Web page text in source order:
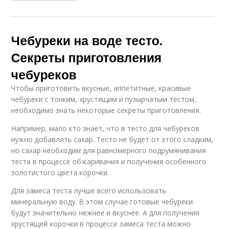
Чебуреки на воде тесто.
Секреты приготовления
чебуреков
Чтобы приготовить вкусные, аппетитные, красивые
чебуреки с тонким, хрустящим и пузырчатым тестом,
необходимо знать некоторые секреты приготовления.
Например, мало кто знает, что в тесто для чебуреков
нужно добавлять сахар. Тесто не будет от этого сладким,
но сахар необходим для равномерного подрумянивания
теста в процессе обжаривания и получения особенного
золотистого цвета корочки.
Для замеса теста лучше всего использовать
минеральную воду. В этом случае готовые чебуреки
будут значительно нежнее и вкуснее. А для получения
хрустящей корочки в процессе замеса теста можно